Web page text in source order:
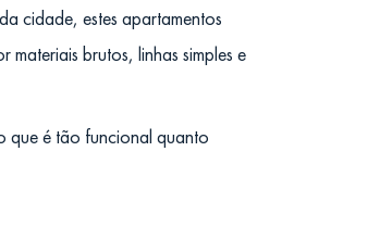
cidade, estes apartamentos
brutos, linhas simples e
que é tão funcional quanto